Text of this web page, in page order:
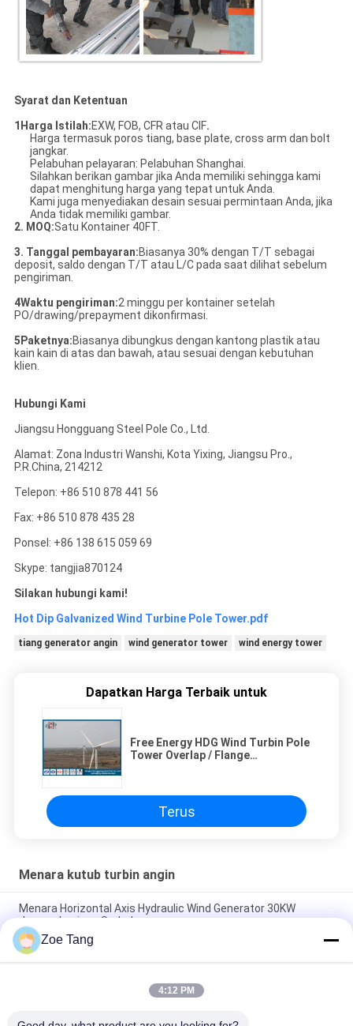
Syarat dan Ketentuan
1Harga Istilah:EXW, FOB, CFR atau CIF.
Harga termasuk poros tiang, base plate, cross arm dan bolt
jangkar.
Pelabuhan pelayaran: Pelabuhan Shanghai.
Silahkan berikan gambar jika Anda memiliki sehingga kami
dapat menghitung harga yang tepat untuk Anda.
Kami juga menyediakan desain sesuai permintaan Anda, jika
Anda tidak memiliki gambar.
2. MOQ:Satu Kontainer 40FT.
3. Tanggal pembayaran:Biasanya 30% dengan T/T sebagai
deposit, saldo dengan T/T atau L/C pada saat dilihat sebelum
pengiriman.
4Waktu pengiriman:2 minggu per kontainer setelah
PO/drawing/prepayment dikonfirmasi.
5Paketnya:Biasanya dibungkus dengan kantong plastik atau
kain kain di atas dan bawah, atau sesuai dengan kebutuhan
klien.
Hubungi Kami
Jiangsu Hongguang Steel Pole Co., Ltd.
Alamat: Zona Industri Wanshi, Kota Yixing, Jiangsu Pro.,
P.R.China, 214212
Telepon: +86 510 878 441 56
Fax: +86 510 878 435 28
Ponsel: +86 138 615 059 69
Skype: tangjia870124
Silakan hubungi kami!
Hot Dip Galvanized Wind Turbine Pole Tower.pdf
tiang generator angin wind generator tower wind energy tower
Dapatkan Harga Terbaik untuk
Free Energy HDG Wind Turbin Pole
Tower Overlap / Flange
Terus
Menara kutub turbin angin
Menara Horizontal Axis Hydraulic Wind Generator 30KW
dengan Lapisan Serbuk
50KW Horizontal Axis Direct Drive Wind Energy Tower
Generator Powder Coated
Tiang Hidrolik Baja Horizontal Axis Wind Turbine Pole Tower
Zoe Tang
4:12 PM